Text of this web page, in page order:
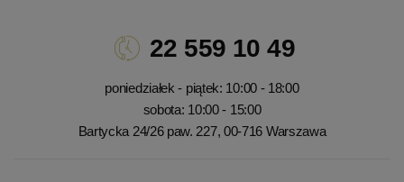
22 559 10 49
poniedziałek - piątek: 10:00 - 18:00
sobota: 10:00 - 15:00
Bartycka 24/26 paw. 227, 00-716 Warszawa